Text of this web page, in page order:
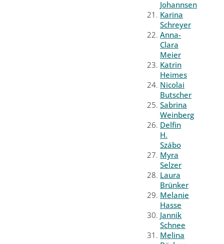
Johannsen
Karina
Schreyer
Anna-
Clara
Meier
Katrin
Heimes
Nicolai
Butscher
Sabrina
Weinberg
Delfin
H.
Szábo
Myra
Selzer
Laura
Brünker
Melanie
Hasse
Jannik
Schnee
Melina